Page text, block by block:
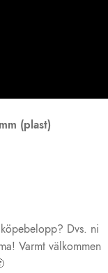
(plast)
Dvs. ni
Varmt välkommen